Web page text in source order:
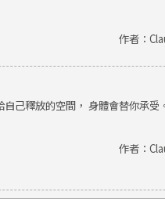
作者：
己釋放的空間， 身體會替你承受
作者：